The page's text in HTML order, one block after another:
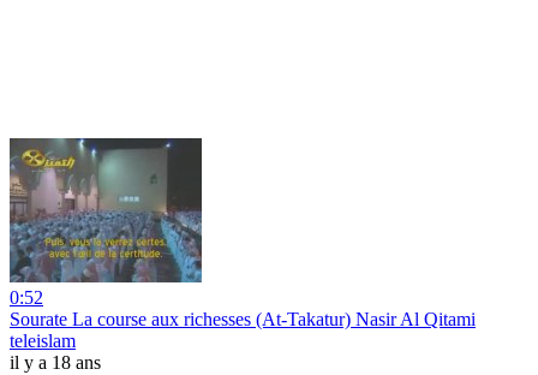
0:52
Sourate La course aux richesses (At-Takatur) Nasir Al Qitami
teleislam
il y a 18 ans